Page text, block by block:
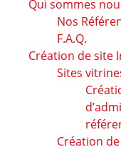
Qui sommes
Nos
F.A.Q.
Création de site
Sites
Création